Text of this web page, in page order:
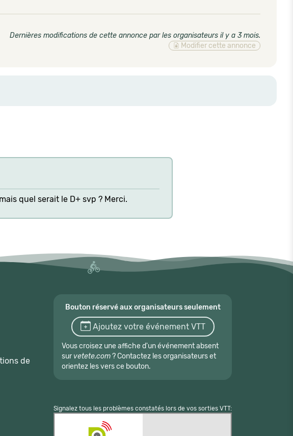
Dernières modifications de cette annonce par les organisateurs il y a 3 mois.
Modifier cette annonce
quel serait le D+ svp ? Merci.
de
Bouton réservé aux organisateurs seulement
Ajoutez votre événement VTT
Vous croisez une affiche d'un événement absent
sur vetete.com? Contactez les organisateurs et
orientez les vers ce bouton.
Signalez tous les problèmes constatés lors de vos sorties VTT: